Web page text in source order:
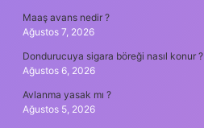
Maaş avans nedir ?
Ağustos 7, 2026
Dondurucuya sigara böreği nasıl konur ?
Ağustos 6, 2026
Avlanma yasak mı ?
Ağustos 5, 2026